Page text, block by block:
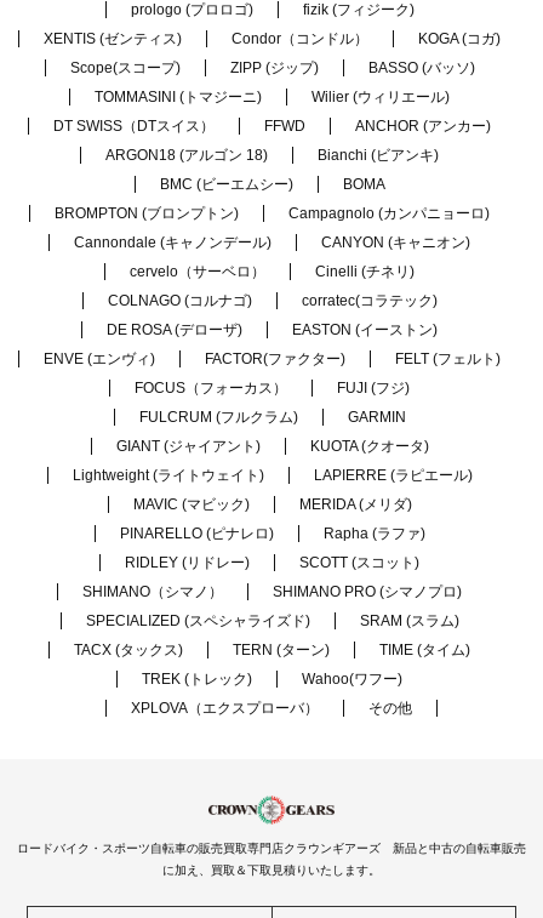
prologo (プロロゴ)
fizik (フィジーク)
XENTIS (ゼンティス)
Condor（コンドル）
KOGA (コガ)
Scope(スコープ)
ZIPP (ジップ)
BASSO (バッソ)
TOMMASINI (トマジーニ)
Wilier (ウィリエール)
DT SWISS（DTスイス）
FFWD
ANCHOR (アンカー)
ARGON18 (アルゴン 18)
Bianchi (ビアンキ)
BMC (ビーエムシー)
BOMA
BROMPTON (ブロンプトン)
Campagnolo (カンパニョーロ)
Cannondale (キャノンデール)
CANYON (キャニオン)
cervelo（サーベロ）
Cinelli (チネリ)
COLNAGO (コルナゴ)
corratec(コラテック)
DE ROSA (デローザ)
EASTON (イーストン)
ENVE (エンヴィ)
FACTOR(ファクター)
FELT (フェルト)
FOCUS（フォーカス）
FUJI (フジ)
FULCRUM (フルクラム)
GARMIN
GIANT (ジャイアント)
KUOTA (クオータ)
Lightweight (ライトウェイト)
LAPIERRE (ラピエール)
MAVIC (マビック)
MERIDA (メリダ)
PINARELLO (ピナレロ)
Rapha (ラファ)
RIDLEY (リドレー)
SCOTT (スコット)
SHIMANO（シマノ）
SHIMANO PRO (シマノプロ)
SPECIALIZED (スペシャライズド)
SRAM (スラム)
TACX (タックス)
TERN (ターン)
TIME (タイム)
TREK (トレック)
Wahoo(ワフー)
XPLOVA（エクスプローバ）
その他
ロードバイク・スポーツ自転車の販売買取専門店クラウンギアーズ 新品と中古の自転車販売
に加え、買取＆下取見積りいたします。